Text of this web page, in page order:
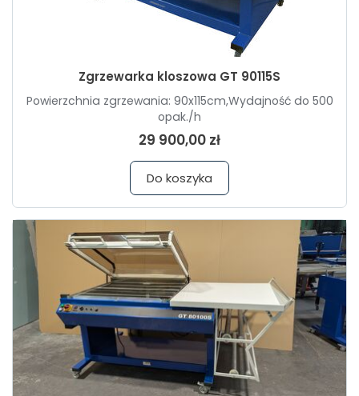
Zgrzewarka kloszowa GT 90115S
Powierzchnia zgrzewania: 90x115cm,Wydajność do 500
opak./h
29 900,00 zł
Do koszyka